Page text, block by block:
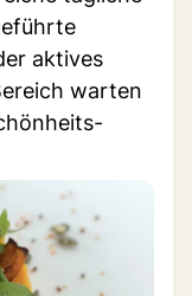
aktives
warten